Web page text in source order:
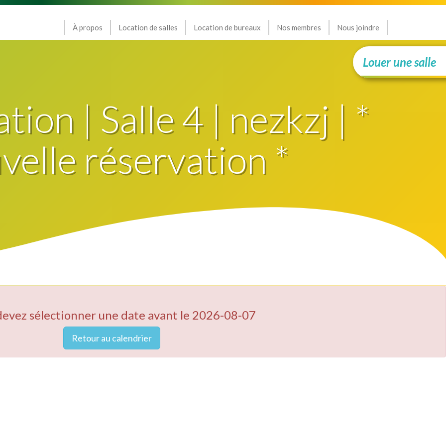
À propos Location de salles Location de bureaux Nos membres Nous joindre
Louer une salle
| Salle 4 | nezkzj | *
réservation *
sélectionner une date avant le 2026-08-07
Retour au calendrier